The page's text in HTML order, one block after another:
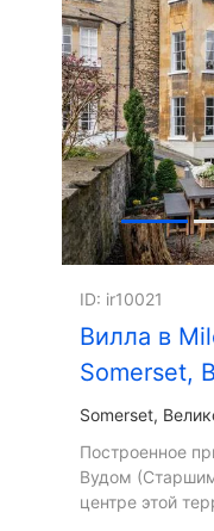
Вилла в
Somerset,
ID: ir10021
Somerset
Построенное
Вудом
центре этой